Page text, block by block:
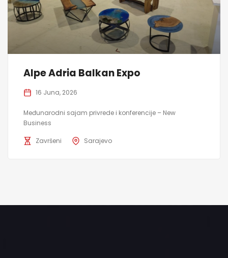
Alpe Adria Balkan Expo
16 Juna, 2026
Međunarodni sajam privrede i konferencije – New
Business
Završeni Sarajevo